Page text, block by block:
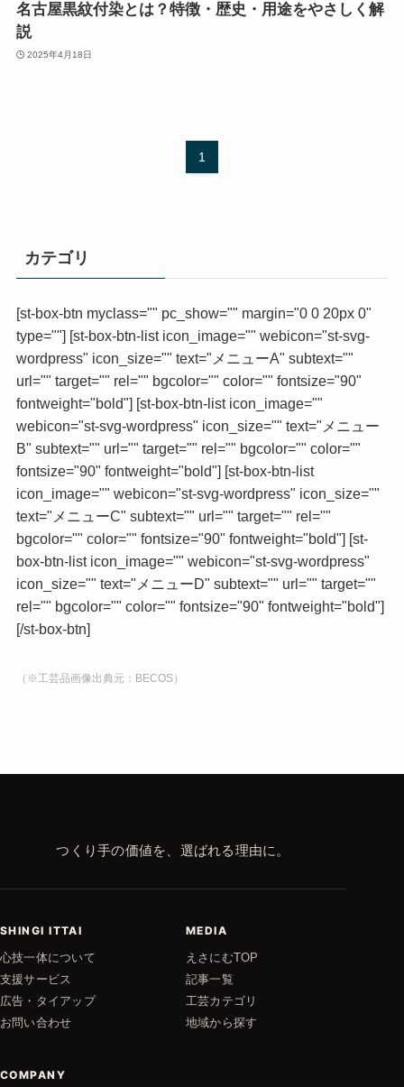
名古屋黒紋付染とは？特徴・歴史・用途をやさしく解
説
2025年4月18日
1
カテゴリ
[st-box-btn myclass="" pc_show="" margin="0 0 20px 0"
type=""] [st-box-btn-list icon_image="" webicon="st-svg-
wordpress" icon_size="" text="メニューA" subtext=""
url="" target="" rel="" bgcolor="" color="" fontsize="90"
fontweight="bold"] [st-box-btn-list icon_image=""
webicon="st-svg-wordpress" icon_size="" text="メニュー
B" subtext="" url="" target="" rel="" bgcolor="" color=""
fontsize="90" fontweight="bold"] [st-box-btn-list
icon_image="" webicon="st-svg-wordpress" icon_size=""
text="メニューC" subtext="" url="" target="" rel=""
bgcolor="" color="" fontsize="90" fontweight="bold"] [st-
box-btn-list icon_image="" webicon="st-svg-wordpress"
icon_size="" text="メニューD" subtext="" url="" target=""
rel="" bgcolor="" color="" fontsize="90" fontweight="bold"]
[/st-box-btn]
（※工芸品画像出典元：BECOS）
つくり手の価値を、選ばれる理由に。
SHINGI ITTAI
心技一体について
支援サービス
広告・タイアップ
お問い合わせ
MEDIA
えさにむTOP
記事一覧
工芸カテゴリ
地域から探す
COMPANY